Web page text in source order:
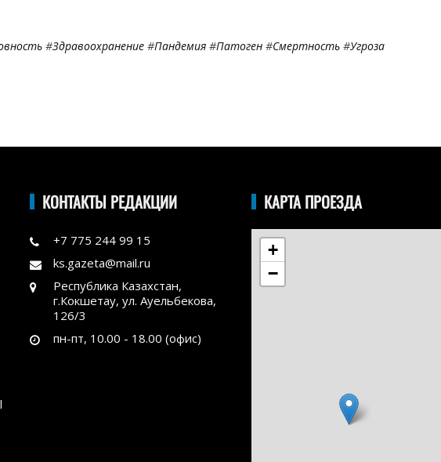
#Здравоохранение #Пандемия #Патоген #Смертность #Угроза
КОНТАКТЫ РЕДАКЦИИ
+7 775 244 99 15
ks.gazeta@mail.ru
Республика Казахстан,
г.Кокшетау, ул. Ауельбекова,
126/3
пн-пт, 10.00 - 18.00 (офис)
КАРТА ПРОЕЗДА
+
−